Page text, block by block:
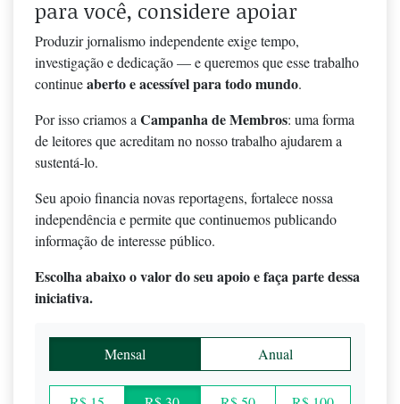
para você, considere apoiar
Produzir jornalismo independente exige tempo,
investigação e dedicação — e queremos que esse trabalho
continueaberto e acessível para todo mundo.
Por isso criamos a Campanha de Membros: uma forma
de leitores que acreditam no nosso trabalho ajudarem a
sustentá-lo.
Seu apoio financia novas reportagens, fortalece nossa
independência e permite que continuemos publicando
informação de interesse público.
Escolha abaixo o valor do seu apoio e faça parte dessa
iniciativa.
Mensal Anual